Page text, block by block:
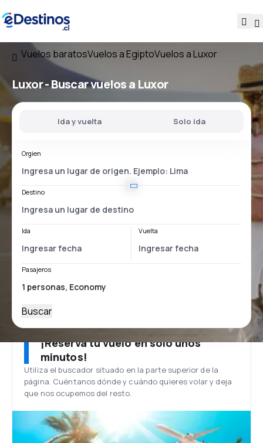
Vuelos baratosVuelos a EgiptoVuelos a Luxor
Luxor - Buscar vuelos a Luxor
Ida y vuelta Solo ida
Orgien
Destino
Ida Vuelta
Pasajeros
Buscar
¡Reserva tu vuelo en solo unos
minutos!
Utiliza el buscador situado en la parte superior de la
página. Cuéntanos dónde y cuándo quieres volar y deja
que nos ocupemos del resto.